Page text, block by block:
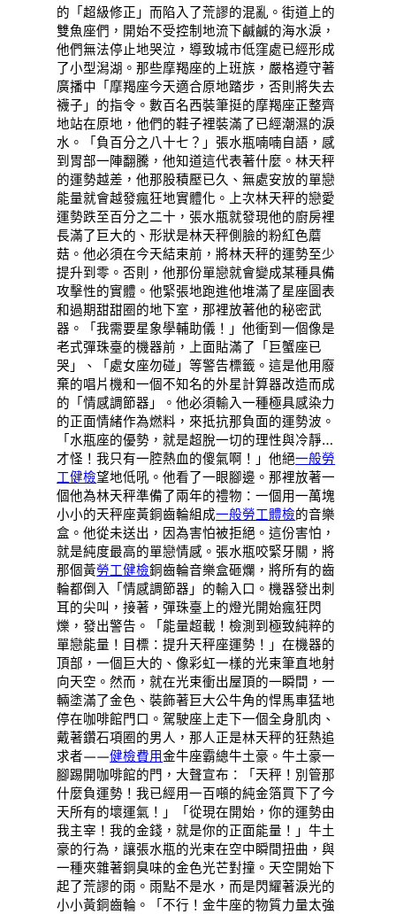
的「超級修正」而陷入了荒謬的混亂。街道上的
雙魚座們，開始不受控制地流下鹹鹹的海水淚，
他們無法停止地哭泣，導致城市低窪處已經形成
了小型潟湖。那些摩羯座的上班族，嚴格遵守著
廣播中「摩羯座今天適合原地踏步，否則將失去
襪子」的指令。數百名西裝筆挺的摩羯座正整齊
地站在原地，他們的鞋子裡裝滿了已經潮濕的淚
水。「負百分之八十七？」張水瓶喃喃自語，感
到胃部一陣翻騰，他知道這代表著什麼。林天秤
的運勢越差，他那股積壓已久、無處安放的單戀
能量就會越發瘋狂地實體化。上次林天秤的戀愛
運勢跌至百分之二十，張水瓶就發現他的廚房裡
長滿了巨大的、形狀是林天秤側臉的粉紅色蘑
菇。他必須在今天結束前，將林天秤的運勢至少
提升到零。否則，他那份單戀就會變成某種具備
攻擊性的實體。他緊張地跑進他堆滿了星座圖表
和過期甜甜圈的地下室，那裡放著他的秘密武
器。「我需要星象學輔助儀！」他衝到一個像是
老式彈珠臺的機器前，上面貼滿了「巨蟹座已
哭」、「處女座勿碰」等警告標籤。這是他用廢
棄的唱片機和一個不知名的外星計算器改造而成
的「情感調節器」。他必須輸入一種極具感染力
的正面情緒作為燃料，來抵抗那負面的運勢波。
「水瓶座的優勢，就是超脫一切的理性與冷靜…
才怪！我只有一腔熱血的傻氣啊！」他絕一般勞
工健檢望地低吼。他看了一眼腳邊。那裡放著一
個他為林天秤準備了兩年的禮物：一個用一萬塊
小小的天秤座黃銅齒輪組成一般勞工體檢的音樂
盒。他從未送出，因為害怕被拒絕。這份害怕，
就是純度最高的單戀情感。張水瓶咬緊牙關，將
那個黃勞工健檢銅齒輪音樂盒砸爛，將所有的齒
輪都倒入「情感調節器」的輸入口。機器發出刺
耳的尖叫，接著，彈珠臺上的燈光開始瘋狂閃
爍，發出警告。「能量超載！檢測到極致純粹的
單戀能量！目標：提升天秤座運勢！」在機器的
頂部，一個巨大的、像彩虹一樣的光束筆直地射
向天空。然而，就在光束衝出屋頂的一瞬間，一
輛塗滿了金色、裝飾著巨大公牛角的悍馬車猛地
停在咖啡館門口。駕駛座上走下一個全身肌肉、
戴著鑽石項圈的男人，那人正是林天秤的狂熱追
求者——健檢費用金牛座霸總牛土豪。牛土豪一
腳踢開咖啡館的門，大聲宣布：「天秤！別管那
什麼負運勢！我已經用一百噸的純金箔買下了今
天所有的壞運氣！」「從現在開始，你的運勢由
我主宰！我的金錢，就是你的正面能量！」牛土
豪的行為，讓張水瓶的光束在空中瞬間扭曲，與
一種夾雜著銅臭味的金色光芒對撞。天空開始下
起了荒謬的雨。雨點不是水，而是閃耀著淚光的
小小黃銅齒輪。「不行！金牛座的物質力量太強